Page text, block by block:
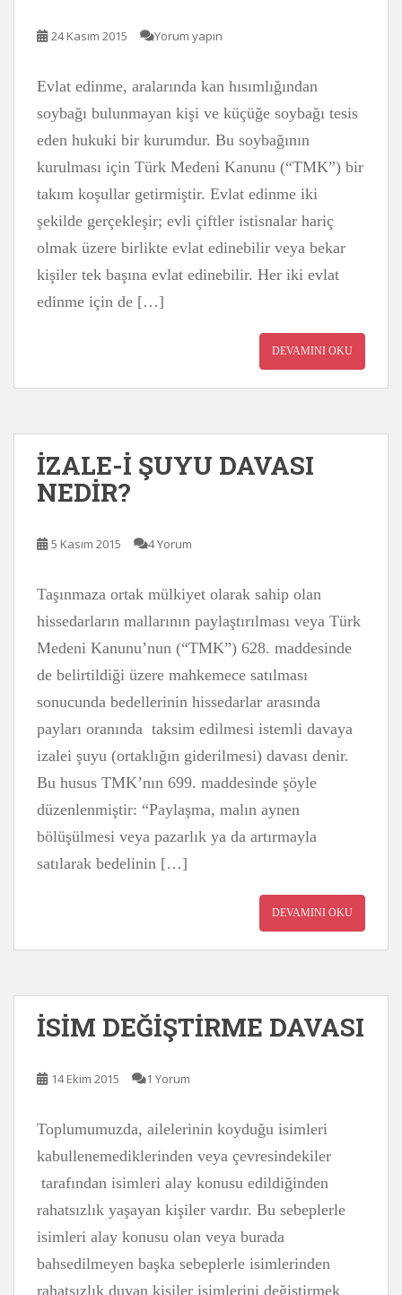
24 Kasım 2015 Yorum yapın
Evlat edinme, aralarında kan hısımlığından
soybağı bulunmayan kişi ve küçüğe soybağı tesis
eden hukuki bir kurumdur. Bu soybağının
kurulması için Türk Medeni Kanunu (“TMK”) bir
takım koşullar getirmiştir. Evlat edinme iki
şekilde gerçekleşir; evli çiftler istisnalar hariç
olmak üzere birlikte evlat edinebilir veya bekar
kişiler tek başına evlat edinebilir. Her iki evlat
edinme için de […]
DEVAMINI OKU
İZALE-İ ŞUYU DAVASI
NEDİR?
5 Kasım 2015 4 Yorum
Taşınmaza ortak mülkiyet olarak sahip olan
hissedarların mallarının paylaştırılması veya Türk
Medeni Kanunu’nun (“TMK”) 628. maddesinde
de belirtildiği üzere mahkemece satılması
sonucunda bedellerinin hissedarlar arasında
payları oranında taksim edilmesi istemli davaya
izalei şuyu (ortaklığın giderilmesi) davası denir.
Bu husus TMK’nın 699. maddesinde şöyle
düzenlenmiştir: “Paylaşma, malın aynen
bölüşülmesi veya pazarlık ya da artırmayla
satılarak bedelinin […]
DEVAMINI OKU
İSİM DEĞİŞTİRME DAVASI
14 Ekim 2015 1 Yorum
Toplumumuzda, ailelerinin koyduğu isimleri
kabullenemediklerinden veya çevresindekiler
tarafından isimleri alay konusu edildiğinden
rahatsızlık yaşayan kişiler vardır. Bu sebeplerle
isimleri alay konusu olan veya burada
bahsedilmeyen başka sebeplerle isimlerinden
rahatsızlık duyan kişiler isimlerini değiştirmek